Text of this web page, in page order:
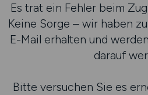
Es trat ein Fehler beim
Keine Sorge – wir haben
E-Mail erhalten und
darauf
Bitte versuchen Sie es